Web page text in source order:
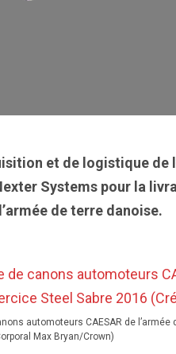
et de logistique de
Systems pour la
de terre danoise.
automoteurs CAESAR de
Max Bryan/Crown)